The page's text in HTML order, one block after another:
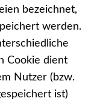
bezeichnet,
werden.
Cookie dient
Nutzer (bzw.
ist)